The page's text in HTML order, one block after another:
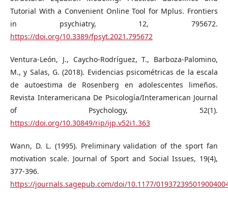
Tutorial With a Convenient Online Tool for Mplus. Frontiers
in psychiatry, 12, 795672.
https://doi.org/10.3389/fpsyt.2021.795672
Ventura-León, J., Caycho-Rodríguez, T., Barboza-Palomino,
M., y Salas, G. (2018). Evidencias psicométricas de la escala
de autoestima de Rosenberg en adolescentes limeños.
Revista Interamericana De Psicología/Interamerican Journal
of Psychology, 52(1).
https://doi.org/10.30849/rip/ijp.v52i1.363
Wann, D. L. (1995). Preliminary validation of the sport fan
motivation scale. Journal of Sport and Social Issues, 19(4),
377-396.
https://journals.sagepub.com/doi/10.1177/